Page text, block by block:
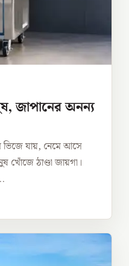
জাপানের অনন্য
ভিজে যায়, নেমে আসে
খোঁজে ঠাণ্ডা জায়গা।